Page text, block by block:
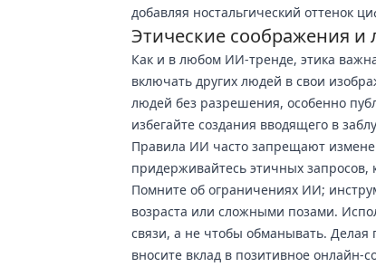
добавляя ностальгический оттенок
Этические соображения и
Как и в любом ИИ-тренде, этика
включать других людей в свои
людей без разрешения, особенно
избегайте создания вводящего в
Правила ИИ часто запрещают
придерживайтесь этичных
Помните об ограничениях ИИ;
возраста или сложными позами.
связи, а не чтобы обманывать.
вносите вклад в позитивное онлайн-